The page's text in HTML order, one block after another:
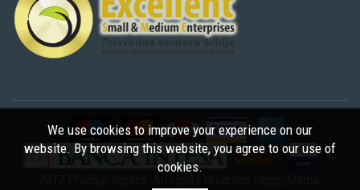
©
We use cookies to improve your experience on our
website. By browsing this website, you agree to our use of
cookies.